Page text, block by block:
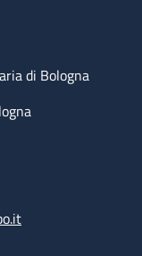
di Bologna